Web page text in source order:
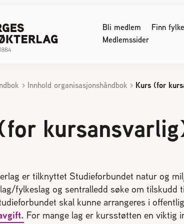
Bli medlem Finn
Medlemssider
Konferanser og møter
Lover og regler
Sjekkliste for kjøp og
Økologisk birøkt
Driftsteknikk
Sykdom hos bier
Døde eller svake
Innhold organisasjonshåndbok Kurs (for
er tilknyttet Studieforbundet natur og
fylkeslag og sentralledd søke om
skal kunne arrangeres i
For mange lag er kursstøtten en viktig